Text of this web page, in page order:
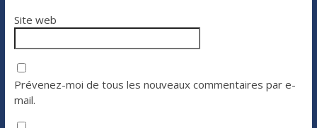
Site web
Prévenez-moi de tous les nouveaux commentaires par e-
mail.